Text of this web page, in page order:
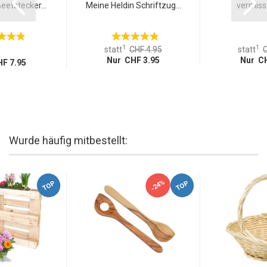
7.95
Meine Heldin Schriftzug...
statt1
CHF 4.95
Nur CHF 3.95
statt1
Nur
Wurde häufig mitbestellt:
TOP -24% TOP